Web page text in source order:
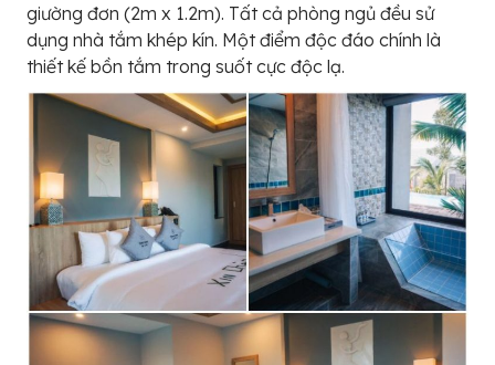
giường đơn (2m x 1.2m). Tất cả phòng ngủ đều sử
dụng nhà tắm khép kín. Một điểm độc đáo chính là
thiết kế bồn tắm trong suốt cực độc lạ.